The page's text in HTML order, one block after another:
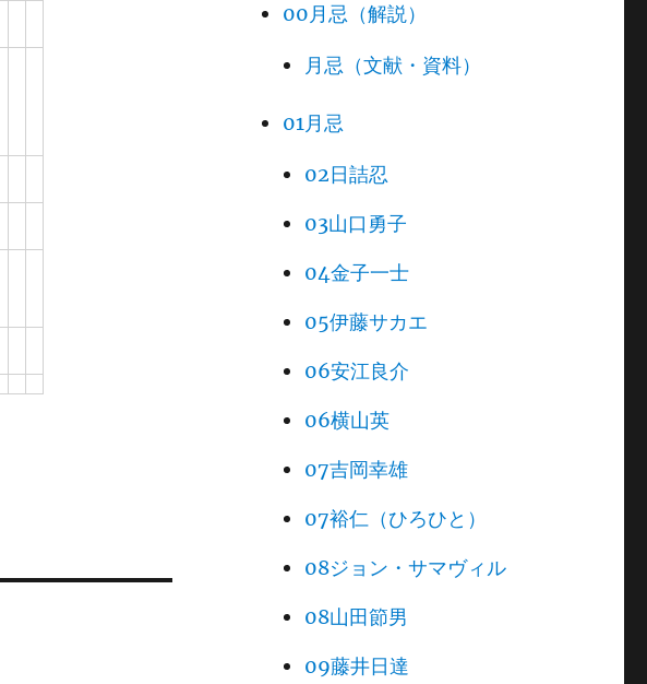
00月忌（解説）
月忌（文献・資料）
01月忌
02日詰忍
03山口勇子
04金子一士
05伊藤サカエ
06安江良介
06横山英
07吉岡幸雄
07裕仁（ひろひと）
08ジョン・サマヴィル
08山田節男
09藤井日達